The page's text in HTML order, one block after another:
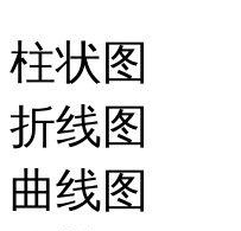
柱状图
折线图
曲线图